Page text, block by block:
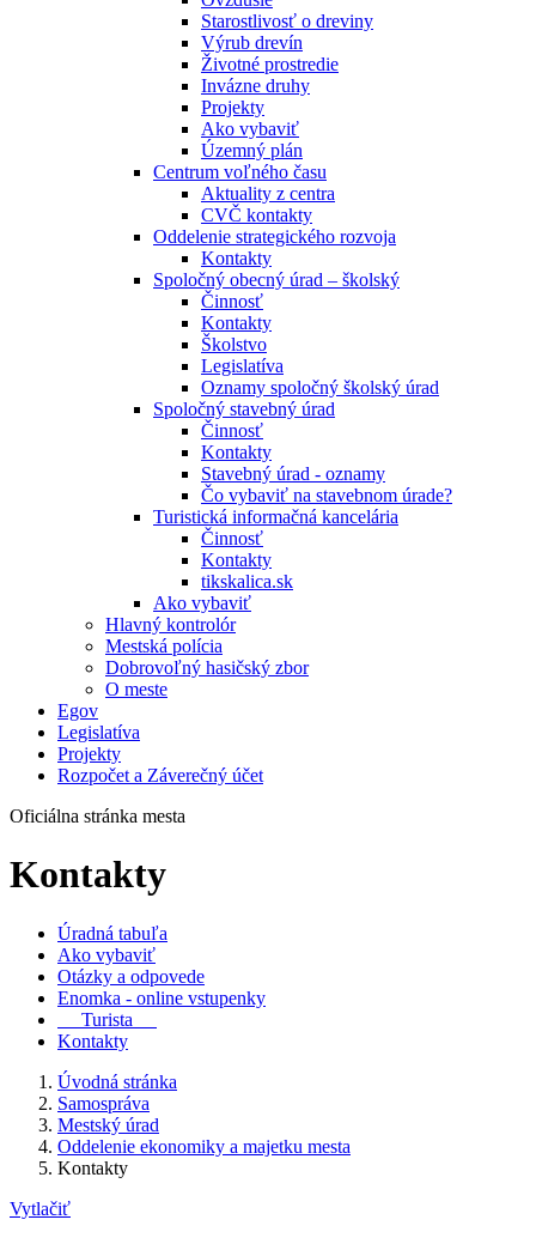
Starostlivosť o dreviny
Výrub drevín
Životné prostredie
Invázne druhy
Projekty
Ako vybaviť
Územný plán
Centrum voľného času
Aktuality z centra
CVČ kontakty
Oddelenie strategického rozvoja
Kontakty
Spoločný obecný úrad – školský
Činnosť
Kontakty
Školstvo
Legislatíva
Oznamy spoločný školský úrad
Spoločný stavebný úrad
Činnosť
Kontakty
Stavebný úrad - oznamy
Čo vybaviť na stavebnom úrade?
Turistická informačná kancelária
Činnosť
Kontakty
tikskalica.sk
Ako vybaviť
Hlavný kontrolór
Mestská polícia
Dobrovoľný hasičský zbor
O meste
Egov
Legislatíva
Projekty
Rozpočet a Záverečný účet
Oficiálna stránka mesta
Kontakty
Úradná tabuľa
Ako vybaviť
Otázky a odpovede
Enomka - online vstupenky
Turista
Kontakty
Úvodná stránka
Samospráva
Mestský úrad
Oddelenie ekonomiky a majetku mesta
Kontakty
Vytlačiť